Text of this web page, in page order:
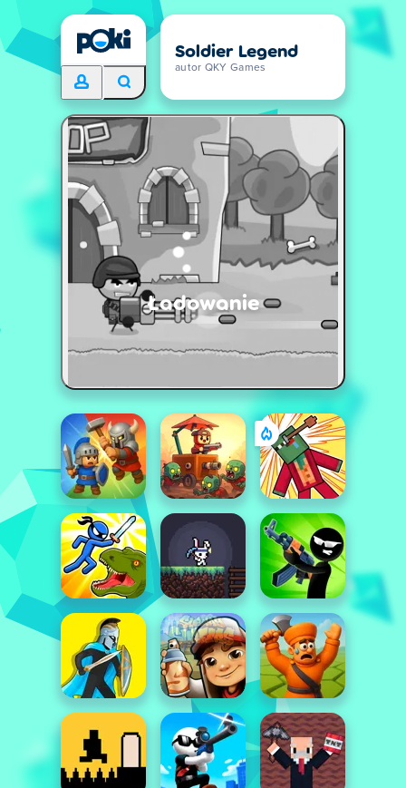
Soldier Legend
autor QKY Games
Ładowanie